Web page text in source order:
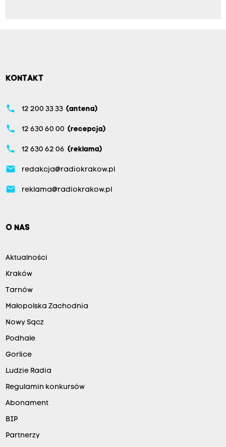
KONTAKT
phone 12 200 33 33 (antena)
phone 12 630 60 00 (recepcja)
phone 12 630 62 06 (reklama)
email redakcja@radiokrakow.pl
email reklama@radiokrakow.pl
O NAS
Aktualności
Kraków
Tarnów
Małopolska Zachodnia
Nowy Sącz
Podhale
Gorlice
Ludzie Radia
Regulamin konkursów
Abonament
BIP
Partnerzy